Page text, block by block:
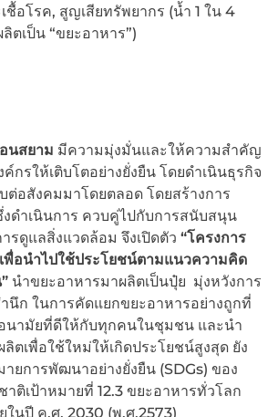
ชื้อโรค, สูญเสียทรัพยากร (น้ำ 1 ใน 4
ตเป็น “ขยะอาหาร”)
นสยาม มีความมุ่งมั่นและให้ความสำคัญ
กรให้เติบโตอย่างยั่งยืน โดยดำเนินธุรกิจ
ต่อสังคมมาโดยตลอด โดยสร้างการ
งดำเนินการ ควบคู่ไปกับการสนับสนุน
รดูแลสิ่งแวดล้อม จึงเปิดตัว “โครงการ
พื่อนำไปใช้ประโยชน์ตามแนวความคิด
นำขยะอาหารมาผลิตเป็นปุ๋ย มุ่งหวังการ
นึก ในการคัดแยกขยะอาหารอย่างถูกที่
นามัยที่ดีให้กับทุกคนในชุมชน และนำ
ตเพื่อใช้ใหม่ให้เกิดประโยชน์สูงสุด ยัง
ยการพัฒนาอย่างยั่งยืน (SDGs) ของ
ติเป้าหมายที่ 12.3 ขยะอาหารทั่วโลก
ในปี ค.ศ. 2030 (พ.ศ.2573)